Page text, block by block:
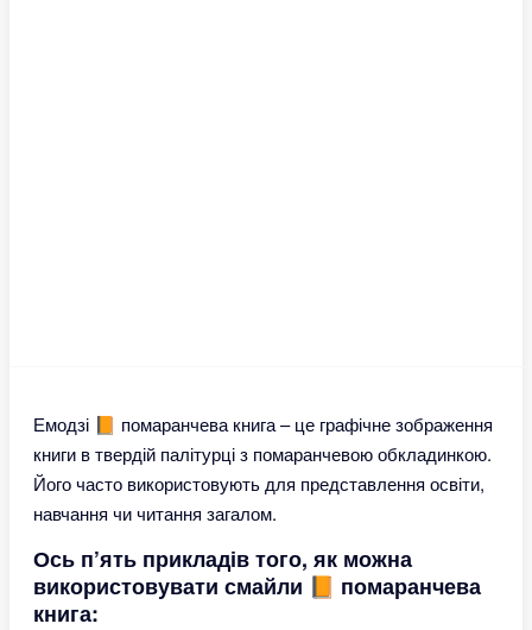
Емодзі 📙 помаранчева книга – це графічне зображення
книги в твердій палітурці з помаранчевою обкладинкою.
Його часто використовують для представлення освіти,
навчання чи читання загалом.
Ось п’ять прикладів того, як можна
використовувати смайли 📙 помаранчева
книга: